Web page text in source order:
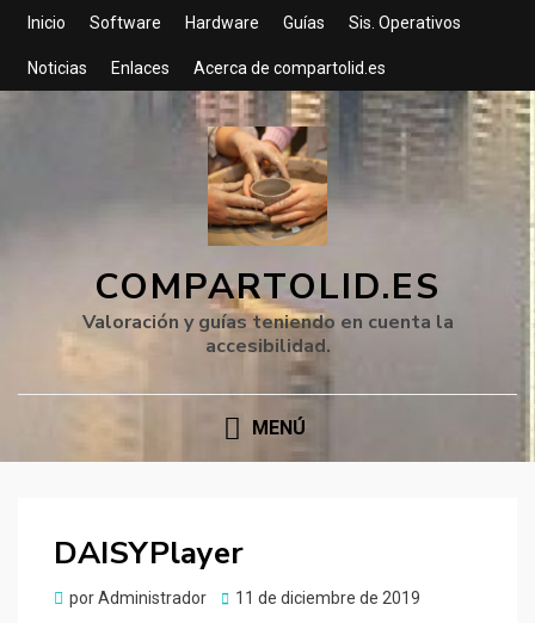
Inicio Software Hardware Guías Sis. Operativos
Noticias Enlaces Acerca de compartolid.es
COMPARTOLID.ES
Valoración y guías teniendo en cuenta la
accesibilidad.
MENÚ
DAISYPlayer
porAdministrador
Publicado
11 de diciembre de 2019